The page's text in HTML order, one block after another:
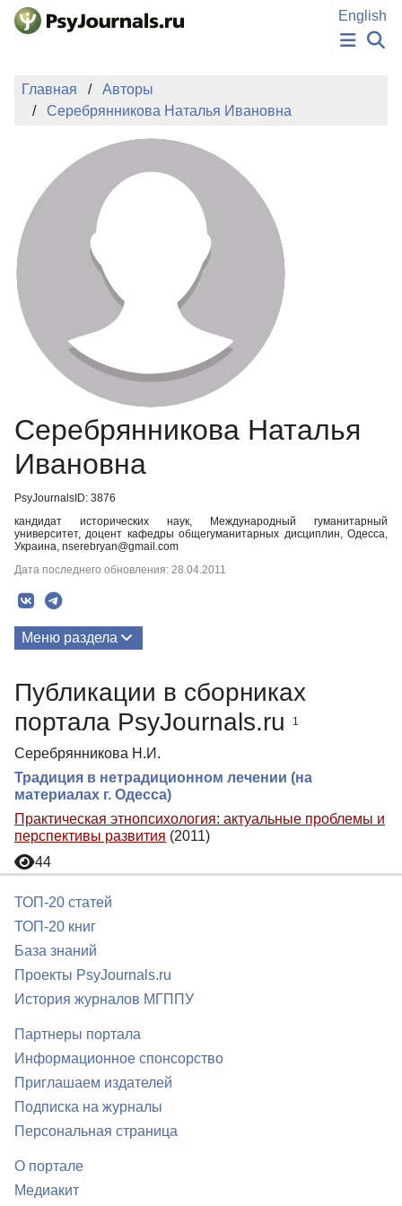
Перейти к основному содержанию
English
ИЗДАНИЯ
ПОДАТЬ РУКОПИСЬ
БАЗА ЗНАНИЙ
КЛЮЧЕВЫЕ СЛОВА
Регистрация
Главная
Авторы
Серебрянникова Наталья Ивановна
Серебрянникова Наталья
Ивановна
PsyJournalsID: 3876
кандидат исторических наук, Международный гуманитарный
университет, доцент кафедры общегуманитарных дисциплин, Одесса,
Украина, nserebryan@gmail.com
Дата последнего обновления: 28.04.2011
Меню раздела
Публикации в сборниках
портала PsyJournals.ru
1
Серебрянникова Н.И.
Традиция в нетрадиционном лечении (на
материалах г. Одесса)
Практическая этнопсихология: актуальные проблемы и
перспективы развития (2011)
44
ТОП-20 статей
ТОП-20 книг
База знаний
Проекты PsyJournals.ru
История журналов МГППУ
Партнеры портала
Информационное спонсорство
Приглашаем издателей
Подписка на журналы
Персональная страница
О портале
Медиакит